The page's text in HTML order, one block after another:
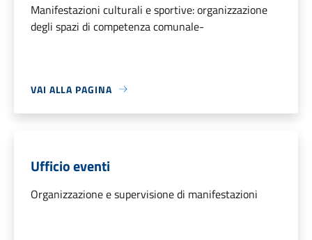
Manifestazioni culturali e sportive: organizzazione
degli spazi di competenza comunale-
VAI ALLA PAGINA
Ufficio eventi
Organizzazione e supervisione di manifestazioni